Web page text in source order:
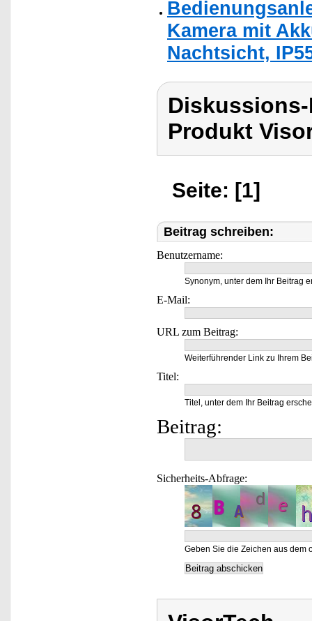
Kamera mit
Nachtsicht,
Produkt
Seite: [1]
Beitrag schreiben:
Benutzername:
Synonym, unter dem Ihr Beitrag
E-Mail:
URL zum Beitrag:
Weiterführender Link zu Ihrem
Titel:
Titel, unter dem Ihr Beitrag
Beitrag:
Sicherheits-Abfrage:
Geben Sie die Zeichen aus dem